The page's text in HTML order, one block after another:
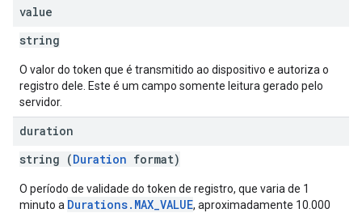
value
string
O valor do token que é transmitido ao dispositivo e autoriza o
registro dele. Este é um campo somente leitura gerado pelo
servidor.
duration
string (Duration format)
O período de validade do token de registro, que varia de 1
minuto a Durations.MAX_VALUE, aproximadamente 10.000